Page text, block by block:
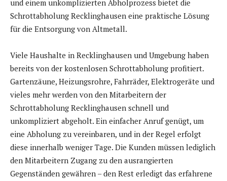
und einem unkomplizierten Abholprozess bietet die
Schrottabholung Recklinghausen eine praktische Lösung
für die Entsorgung von Altmetall.
Viele Haushalte in Recklinghausen und Umgebung haben
bereits von der kostenlosen Schrottabholung profitiert.
Gartenzäune, Heizungsrohre, Fahrräder, Elektrogeräte und
vieles mehr werden von den Mitarbeitern der
Schrottabholung Recklinghausen schnell und
unkompliziert abgeholt. Ein einfacher Anruf genügt, um
eine Abholung zu vereinbaren, und in der Regel erfolgt
diese innerhalb weniger Tage. Die Kunden müssen lediglich
den Mitarbeitern Zugang zu den ausrangierten
Gegenständen gewähren – den Rest erledigt das erfahrene